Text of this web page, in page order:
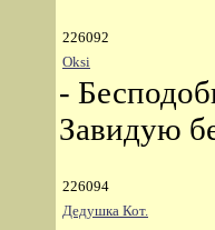
226092
Oksi
-
Завидую
226094
Дедушка Кот.